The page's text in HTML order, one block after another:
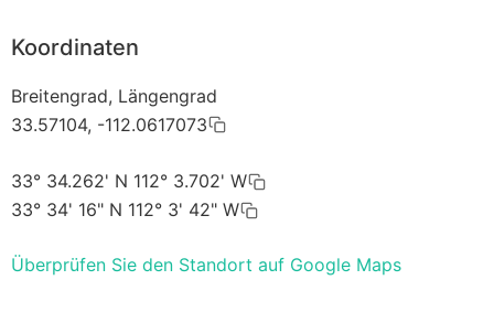
Koordinaten
Breitengrad, Längengrad
33.57104, -112.0617073
33° 34.262' N 112° 3.702' W
33° 34' 16" N 112° 3' 42" W
Überprüfen Sie den Standort auf Google Maps